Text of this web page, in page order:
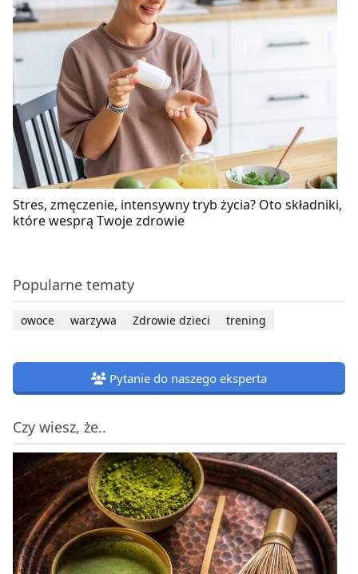
Stres, zmęczenie, intensywny tryb życia? Oto składniki,
które wesprą Twoje zdrowie
Popularne tematy
owoce warzywa Zdrowie dzieci trening
Pytanie do naszego eksperta
Czy wiesz, że..